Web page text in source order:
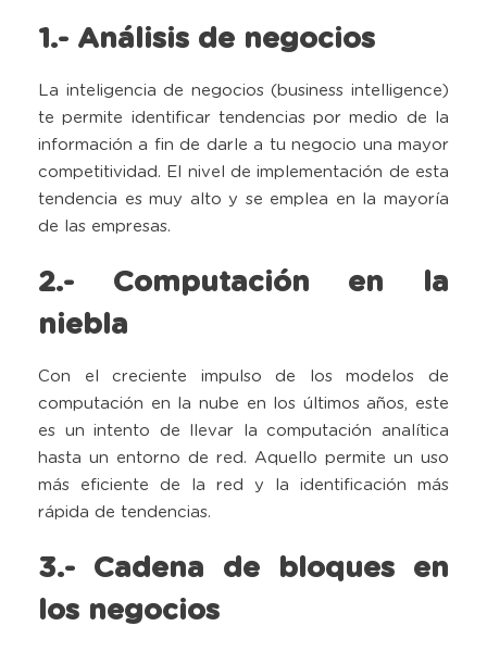
1.- Análisis de negocios
La inteligencia de negocios (business intelligence)
te permite identificar tendencias por medio de la
información a fin de darle a tu negocio una mayor
competitividad. El nivel de implementación de esta
tendencia es muy alto y se emplea en la mayoría
de las empresas.
2.- Computación en la
niebla
Con el creciente impulso de los modelos de
computación en la nube en los últimos años, este
es un intento de llevar la computación analítica
hasta un entorno de red. Aquello permite un uso
más eficiente de la red y la identificación más
rápida de tendencias.
3.- Cadena de bloques en
los negocios